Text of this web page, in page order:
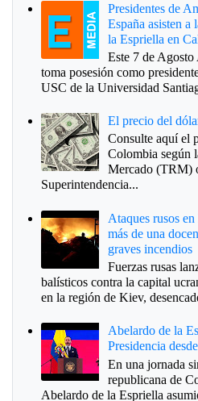
Presidentes de
España asisten a
la Espriella en
Este 7 de
toma posesión como
USC de la Universidad
El precio del
Consulte aquí el
Colombia según
Mercado (TRM)
Superintendencia...
Ataques rusos
más de una
graves incendios
Fuerzas rusas
balísticos contra la capital
en la región de Kiev,
Abelardo de la
Presidencia
En una jornada
republicana de
Abelardo de la Espriella